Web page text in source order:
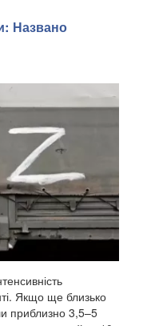
Названо
Якщо ще близько
приблизно 3,5–5